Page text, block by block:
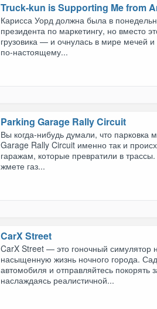
Truck-kun is Supporting Me from
Карисса Уорд должна была в
президента по маркетингу, но вместо
грузовика — и очнулась в мире мечей
по-настоящему...
Parking Garage Rally Circuit
Вы когда-нибудь думали, что парковка
Garage Rally Circuit именно так и
гаражам, которые превратили в
жмете газ...
CarX Street
CarX Street — это гоночный симулятор
насыщенную жизнь ночного города.
автомобиля и отправляйтесь
наслаждаясь реалистичной...